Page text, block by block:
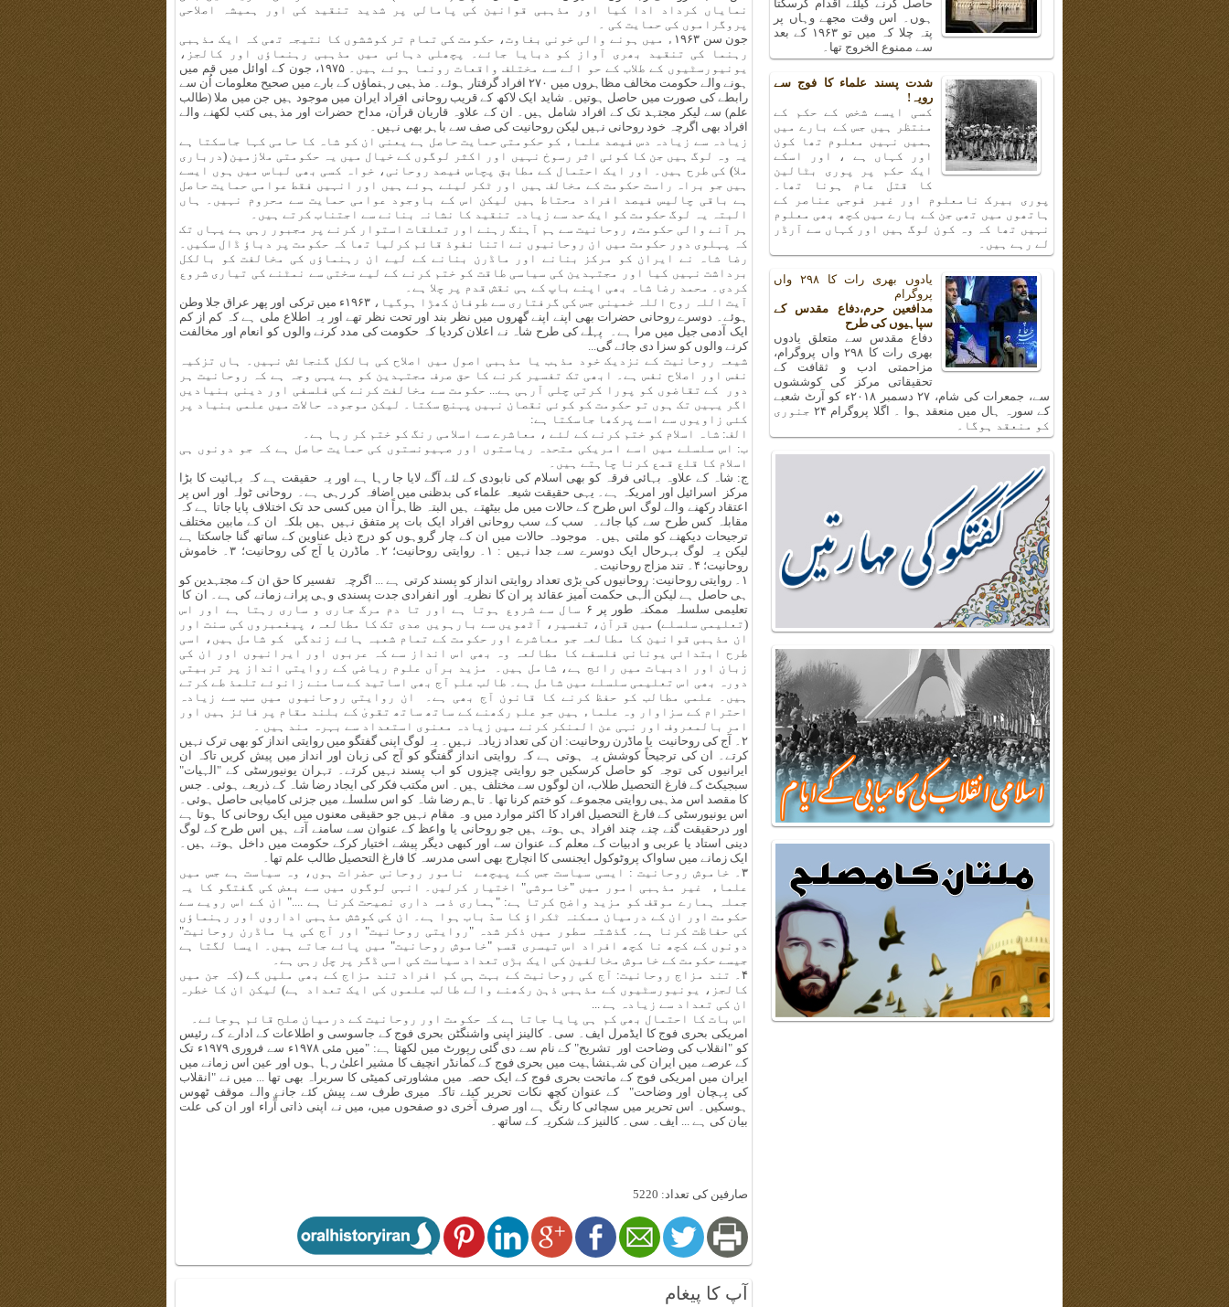
نمایاں کرداد ادا کیا اور مذہبی قوانین کی پامالی پر شدید تنقید کی اور ہمیشہ اصلاحی
پروگراموں کی حمایت کی ۔
جون سن ۱۹۶۳ء میں ہونے والی خونی بغاوت، حکومت کی تمام تر کوششوں کا نتیجہ تھی کہ ایک مذہبی
رہنما کی تنقید بھری آواز کو دبایا جائے۔ پچھلی دہائی میں مذہبی رہنماؤں اور کالجز،
یونیورسٹیوں کے طلاب کے حو الے سے مختلف واقعات رونما ہوئے ہیں۔ ۱۹۷۵، جون کے اوائل میں قم میں
ہونے والے حکومت مخالف مظاہروں میں ۲۷۰ افراد گرفتار ہوئے۔ مذہبی رہنماؤں کے بارے میں صحیح معلومات اُن سے
رابطے کی صورت میں حاصل ہوتیں۔ شاید ایک لاکھ کے قریب روحانی افراد ایران میں موجود ہیں جن میں ملا (طالب
علم) سے لیکر مجتہد تک کے افراد شامل ہیں۔ ان کے علاوہ قاریان قرآن، مداح حضرات اور مذہبی کتب لکھنے والے
افراد بھی اگرچہ خود روحانی نہیں لیکن روحانیت کی صف سے باہر بھی نہیں۔
زیادہ سے زیادہ دس فیصد علماء کو حکومتی حمایت حاصل ہے یعنی ان کو شاہ کا حامی کہا جاسکتا ہے
یہ وہ لوگ ہیں جن کا کوئی اثر رسوخ نہیں اور اکثر لوگوں کے خیال میں یہ حکومتی ملازمین (درباری
ملا) کی طرح ہیں۔ اور ایک احتمال کے مطابق پچاس فیصد روحانی، خواہ کسی بھی لباس میں ہوں ایسے
ہیں جو براہ راست حکومت کے مخالف ہیں اور ٹکر لیئے ہوئے ہیں اور انہیں فقط عوامی حمایت حاصل
ہے باقی چالیس فیصد افراد محتاط ہیں لیکن اس کے باوجود عوامی حمایت سے محروم نہیں۔ ہاں
البتہ یہ لوگ حکومت کو ایک حد سے زیادہ تنقید کا نشانہ بنانے سے اجتناب کرتے ہیں۔
ہر آنے والی حکومت، روحانیت سے ہم آہنگ رہنے اور تعلقات استوار کرنے پر مجبور رہی ہے یہاں تک
کہ پہلوی دور حکومت میں ان روحانیوں نے اتنا نفوذ قائم کرلیا تھا کہ حکومت پر دباؤ ڈال سکیں۔
رضا شاہ نے ایران کو مرکز بنانے اور ماڈرن بنانے کے لیے ان رہنماؤں کی مخالفت کو بالکل
برداشت نہیں کیا اور مجتہدین کی سیاسی طاقت کو ختم کرنے کے لیے سختی سے نمٹنے کی تیاری شروع
کردی۔ محمد رضا شاہ بھی اپنے باپ کے ہی نقش قدم پر چلا ہے۔
آیت اللہ روح اللہ خمینی جس کی گرفتاری سے طوفان کھڑا ہوگیا، ۱۹۶۳ء میں ترکی اور پھر عراق جلا وطن
ہوئے۔ دوسرے روحانی حضرات بھی اپنے اپنے گھروں میں نظر بند اور تحت نظر تھے اور یہ اطلاع ملی ہے کہ کم از کم
ایک آدمی جیل میں مرا ہے۔ پہلے کی طرح شاہ نے اعلان کردیا کہ حکومت کی مدد کرنے والوں کو انعام اور مخالفت
کرنے والوں کو سزا دی جائے گی...
شیعہ روحانیت کے نزدیک خود مذہب یا مذہبی اصول میں اصلاح کی بالکل گنجائش نہیں۔ ہاں تزکیہ
نفس اور اصلاح نفس ہے۔ ابھی تک تفسیر کرنے کا حق صرف مجتہدین کو ہے یہی وجہ ہے کہ روحانیت ہر
دور کے تقاضوں کو پورا کرتی چلی آرہی ہے... حکومت سے مخالفت کرنے کی فلسفی اور دینی بنیادیں
اگر یہیں تک ہوں تو حکومت کو کوئی نقصان نہیں پہنچ سکتا۔ لیکن موجودہ حالات میں علمی بنیاد پر
کئی زاویوں سے اسے پرکھا جاسکتا ہے:
الف: شاہ اسلام کو ختم کرنے کے لئے ، معاشرے سے اسلامی رنگ کو ختم کر رہا ہے۔
ب: اس سلسلے میں اسے امریکی متحدہ ریاستوں اور صہیونستوں کی حمایت حاصل ہے کہ جو دونوں ہی
اسلام کا قلع قمع کرنا چاہتے ہیں۔
ج: شاہ کے علاوہ بہائی فرقہ کو بھی اسلام کی نابودی کے لئے آگے لایا جا رہا ہے اور یہ حقیقت ہے کہ بہائیت کا بڑا
مرکز اسرائیل اور امریکہ ہے۔ یہی حقیقت شیعہ علماء کی بدظنی میں اضافہ کر رہی ہے۔ روحانی ٹولہ اور اس پر
اعتقاد رکھنے والے لوگ اس طرح کے حالات میں مل بیٹھتے ہیں البتہ ظاہراً ان میں کسی حد تک اختلاف پایا جاتا ہے کہ
مقابلہ کس طرح سے کیا جائے۔ سب کے سب روحانی افراد ایک بات پر متفق نہیں ہیں بلکہ ان کے مابین مختلف
ترجیحات دیکھنے کو ملتی ہیں۔ موجودہ حالات میں ان کے چار گروہوں کو درج ذیل عناوین کے ساتھ گنا جاسکتا ہے
لیکن یہ لوگ بہرحال ایک دوسرے سے جدا نہیں : ۱۔ روایتی روحانیت؛ ۲۔ ماڈرن یا آج کی روحانیت؛ ۳۔ خاموش
روحانیت؛ ۴۔ تند مزاج روحانیت۔
۱۔ روایتی روحانیت: روحانیوں کی بڑی تعداد روایتی انداز کو پسند کرتی ہے ... اگرچہ تفسیر کا حق ان کے مجتہدین کو
ہی حاصل ہے لیکن الٰہی حکمت آمیز عقائد پر ان کا نظریہ اور انفرادی جدت پسندی وہی پرانے زمانے کی ہے۔ ان کا
تعلیمی سلسلہ ممکنہ طور پر ۶ سال سے شروع ہوتا ہے اور تا دم مرگ جاری و ساری رہتا ہے اور اس
(تعلیمی سلسلے) میں قرآن، تفسیر، آٹھویں سے بارہویں صدی تک کا مطالعہ، پیغمبروں کی سنت اور
ان مذہبی قوانین کا مطالعہ جو معاشرے اور حکومت کے تمام شعبہ ہائے زندگی کو شامل ہیں، اسی
طرح ابتدائی یونانی فلسفے کا مطالعہ وہ بھی اس انداز سے کہ عربوں اور ایرانیوں اور ان کی
زبان اور ادبیات میں رائج ہے، شامل ہیں۔ مزید برآں علوم ریاضی کے روایتی انداز پر تربیتی
دورہ بھی اس تعلیمی سلسلے میں شامل ہے۔ طالب علم آج بھی اساتید کے سامنے زانوئے تلمذ طے کرتے
ہیں۔ علمی مطالب کو حفظ کرنے کا قانون آج بھی ہے۔ ان روایتی روحانیوں میں سب سے زیادہ
احترام کے سزاوار وہ علماء ہیں جو علم رکھنے کے ساتھ ساتھ تقویٰ کے بلند مقام پر فائز ہیں اور
امر بالمعروف اور نہی عن المنکر کرنے میں زیادہ معنوی استعداد سے بہرہ مند ہیں ۔
۲۔ آج کی روحانیت یا ماڈرن روحانیت: ان کی تعداد زیادہ نہیں۔ یہ لوگ اپنی گفتگو میں روایتی انداز کو بھی ترک نہیں
کرتے۔ ان کی ترجیحاً کوشش یہ ہوتی ہے کہ روایتی انداز گفتگو کو آج کی زبان اور انداز میں پیش کریں تاکہ ان
ایرانیوں کی توجہ کو حاصل کرسکیں جو روایتی چیزوں کو اب پسند نہیں کرتے۔ تہران یونیورسٹی کے "الہیات"
سبجیکٹ کے فارغ التحصیل طلاب، ان لوگوں سے مختلف ہیں۔ اس مکتب فکر کی ایجاد رضا شاہ کے ذریعے ہوئی۔ جس
کا مقصد اس مذہبی روایتی مجموعے کو ختم کرنا تھا۔ تاہم رضا شاہ کو اس سلسلے میں جزئی کامیابی حاصل ہوئی۔
اس یونیورسٹی کے فارغ التحصیل افراد کا اکثر موارد میں وہ مقام نہیں جو حقیقی معنوں میں ایک روحانی کا ہوتا ہے
اور درحقیقت گنے چنے چند افراد ہی ہوتے ہیں جو روحانی یا واعظ کے عنوان سے سامنے آتے ہیں اس طرح کے لوگ
دینی استاد یا عربی و ادبیات کے معلم کے عنوان سے اور کبھی دیگر پیشے اختیار کرکے حکومت میں داخل ہوتے ہیں۔
ایک زمانے میں ساواک پروٹوکول ایجنسی کا انچارج بھی اسی مدرسہ کا فارغ التحصیل طالب علم تھا۔
۳۔ خاموش روحانیت : ایسی سیاست جس کے پیچھے نامور روحانی حضرات ہوں، وہ سیاست ہے جس میں
علماء غیر مذہبی امور میں "خاموشی" اختیار کرلیں۔ انہی لوگوں میں سے بعض کی گفتگو کا یہ
جملہ ہمارے موقف کو مزید واضح کرتا ہے: "ہماری ذمہ داری نصیحت کرنا ہے ...." ان کے اس رویے سے
حکومت اور ان کے درمیان ممکنہ ٹکراؤ کا سدّ باب ہوا ہے۔ ان کی کوشش مذہبی اداروں اور رہنماؤں
کی حفاظت کرنا ہے۔ گذشتہ سطور میں ذکر شدہ "روایتی روحانیت" اور آج کی یا ماڈرن روحانیت"
دونوں کے کچھ نا کچھ افراد اس تیسری قسم "خاموش روحانیت" میں پائے جاتے ہیں۔ ایسا لگتا ہے
جیسے حکومت کے خاموش مخالفین کی ایک بڑی تعداد سیاست کی اسی ڈگر پر چل رہی ہے۔
۴۔ تند مزاج روحانیت: آج کی روحانیت کے بہت ہی کم افراد تند مزاج کے بھی ملیں گے (کہ جن میں
کالجز، یونیورسٹیوں کے مذہبی ذہن رکھنے والے طالب علموں کی ایک تعداد ہے) لیکن ان کا خطرہ
ان کی تعداد سے زیادہ ہے ...
اس بات کا احتمال بھی کم ہی پایا جاتا ہے کہ حکومت اور روحانیت کے درمیان صلح قائم ہوجائے۔
امریکی بحری فوج کا ایڈمرل ایف۔ سی۔ کالینز اپنی واشنگٹن بحری فوج کے جاسوسی و اطلاعات کے ادارے کے رئیس
کو "انقلاب کی وضاحت اور تشریح" کے نام سے دی گئی رپورٹ میں لکھتا ہے: "میں مئی ۱۹۷۸ء سے فروری ۱۹۷۹ء تک
کے عرصے میں ایران کی شہنشاہیت میں بحری فوج کے کمانڈر انچیف کا مشیر اعلیٰ رہا ہوں اور عین اس زمانے میں
ایران میں امریکی فوج کے ماتحت بحری فوج کے ایک حصہ میں مشاورتی کمیٹی کا سربراہ بھی تھا ... میں نے "انقلاب
کی پہچان اور وضاحت" کے عنوان کچھ نکات تحریر کیئے تاکہ میری طرف سے پیش کئے جانے والے موقف ٹھوس
ہوسکیں۔ اس تحریر میں سچائی کا رنگ ہے اور صرف آخری دو صفحوں میں، میں نے اپنی ذاتی آّراء اور ان کی علت
بیان کی ہے ... ایف۔ سی۔ کالنیز کے شکریہ کے ساتھ۔
صارفین کی تعداد: 5220
آپ کا پیغام
حاصل کرنے کیلئے اقدام کرسکتا
ہوں۔ اس وقت مجھے وہاں پر
پتہ چلا کہ میں تو ۱۹۶۳ کے بعد
سے ممنوع الخروج تھا۔
شدت پسند علماء کا فوج سے
رویہ!
کسی ایسے شخص کے حکم کے
منتظر ہیں جس کے بارے میں
ہمیں نہیں معلوم تھا کون
اور کہاں ہے ، اور اسکے
ایک حکم پر پوری بٹالین
کا قتل عام ہونا تھا۔
پوری بیرک نامعلوم اور غیر فوجی عناصر کے
ہاتھوں میں تھی جن کے بارے میں کچھ بھی معلوم
نہیں تھا کہ وہ کون لوگ ہیں اور کہاں سے آرڈر
لے رہے ہیں۔
یادوں بھری رات کا ۲۹۸ واں
پروگرام
مدافعین حرم،دفاع مقدس کے
سپاہیوں کی طرح
دفاع مقدس سے متعلق یادوں
بھری رات کا ۲۹۸ واں پروگرام،
مزاحمتی ادب و ثقافت کے
تحقیقاتی مرکز کی کوششوں
سے، جمعرات کی شام، ۲۷ دسمبر ۲۰۱۸ء کو آرٹ شعبے
کے سورہ ہال میں منعقد ہوا ۔ اگلا پروگرام ۲۴ جنوری
کو منعقد ہوگا۔